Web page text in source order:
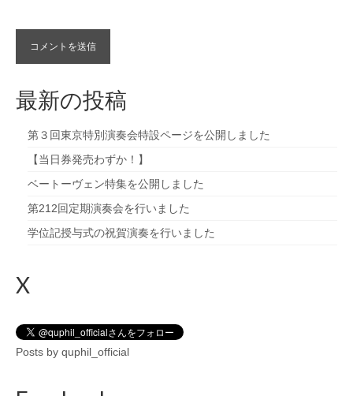
最新の投稿
第３回東京特別演奏会特設ページを公開しました
【当日券発売わずか！】
ベートーヴェン特集を公開しました
第212回定期演奏会を行いました
学位記授与式の祝賀演奏を行いました
X
Posts by quphil_official